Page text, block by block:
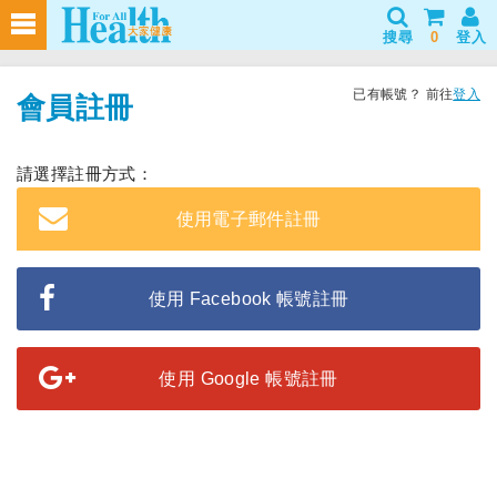
搜尋 0 登入
會員註冊 已有帳號？ 前往登入
請選擇註冊方式：
使用電子郵件註冊
使用 Facebook 帳號註冊
使用 Google 帳號註冊